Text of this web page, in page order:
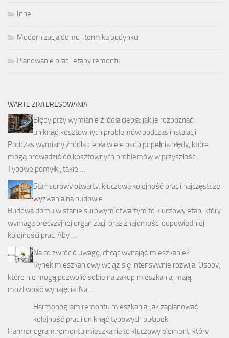
Inne
Modernizacja domu i termika budynku
Planowanie prac i etapy remontu
WARTE ZINTERESOWANIA
Błędy przy wymianie źródła ciepła: jak je rozpoznać i
uniknąć kosztownych problemów podczas instalacji
Podczas wymiany źródła ciepła wiele osób popełnia błędy, które
mogą prowadzić do kosztownych problemów w przyszłości.
Typowe pomyłki, takie …
Stan surowy otwarty: kluczowa kolejność prac i najczęstsze
wyzwania na budowie
Budowa domu w stanie surowym otwartym to kluczowy etap, który
wymaga precyzyjnej organizacji oraz znajomości odpowiedniej
kolejności prac. Aby …
Na co zwrócić uwagę, chcąc wynająć mieszkanie?
Rynek mieszkaniowy wciąż się intensywnie rozwija. Osoby,
które nie mogą pozwolić sobie na zakup mieszkania, mają
możliwość wynajęcia. Na …
Harmonogram remontu mieszkania: jak zaplanować
kolejność prac i uniknąć typowych pułapek
Harmonogram remontu mieszkania to kluczowy element, który